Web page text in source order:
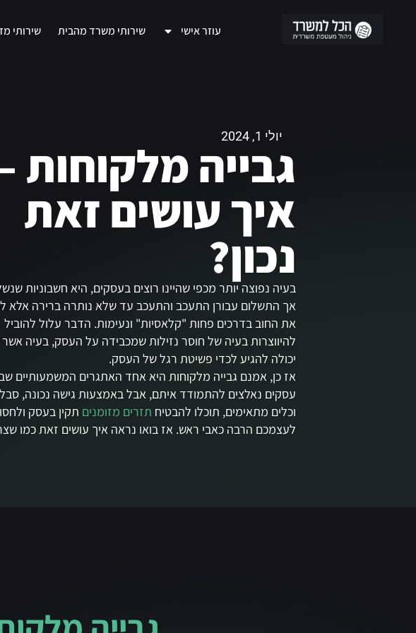
עוזר אישי שירותי משרד מהבית שירותי
יולי 1, 2024
גבייה מלקוחות
איך עושים זאת
נכון?
בעיה נפוצה יותר מכפי שהיינו רוצים בעסקים, היא חשבוניות
אך התשלום עבורן התעכב והתעכב עד שלא נותרה ברירה אלא
את החוב בדרכים פחות "קלאסיות" ונעימות. הדבר עלול להוביל
להיווצרות בעיה של חוסר נזילות שמכבידה על העסק, בעיה אשר
יכולה להגיע לכדי פשיטת רגל של העסק.
אז כן, אמנם גבייה מלקוחות היא אחד האתגרים המשמעותיים
עסקים נאלצים להתמודד איתם, אבל באמצעות גישה נכונה,
וכלים מתאימים, תוכלו להבטיח תזרים מזומנים תקין בעסק
לעצמכם הרבה כאבי ראש. אז בואו נראה איך עושים זאת כמו